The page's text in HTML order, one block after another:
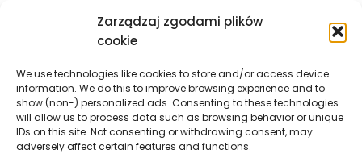
Zarządzaj zgodami plików
cookie
We use technologies like cookies to store and/or access device
information. We do this to improve browsing experience and to
show (non-) personalized ads. Consenting to these technologies
will allow us to process data such as browsing behavior or unique
IDs on this site. Not consenting or withdrawing consent, may
adversely affect certain features and functions.